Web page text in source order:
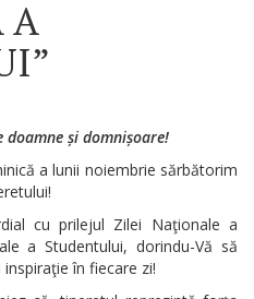
A
și domnișoare!
a lunii noiembrie sărbătorim
cu prilejul Zilei Naţionale a
a Studentului, dorindu-Vă să
în fiecare zi!